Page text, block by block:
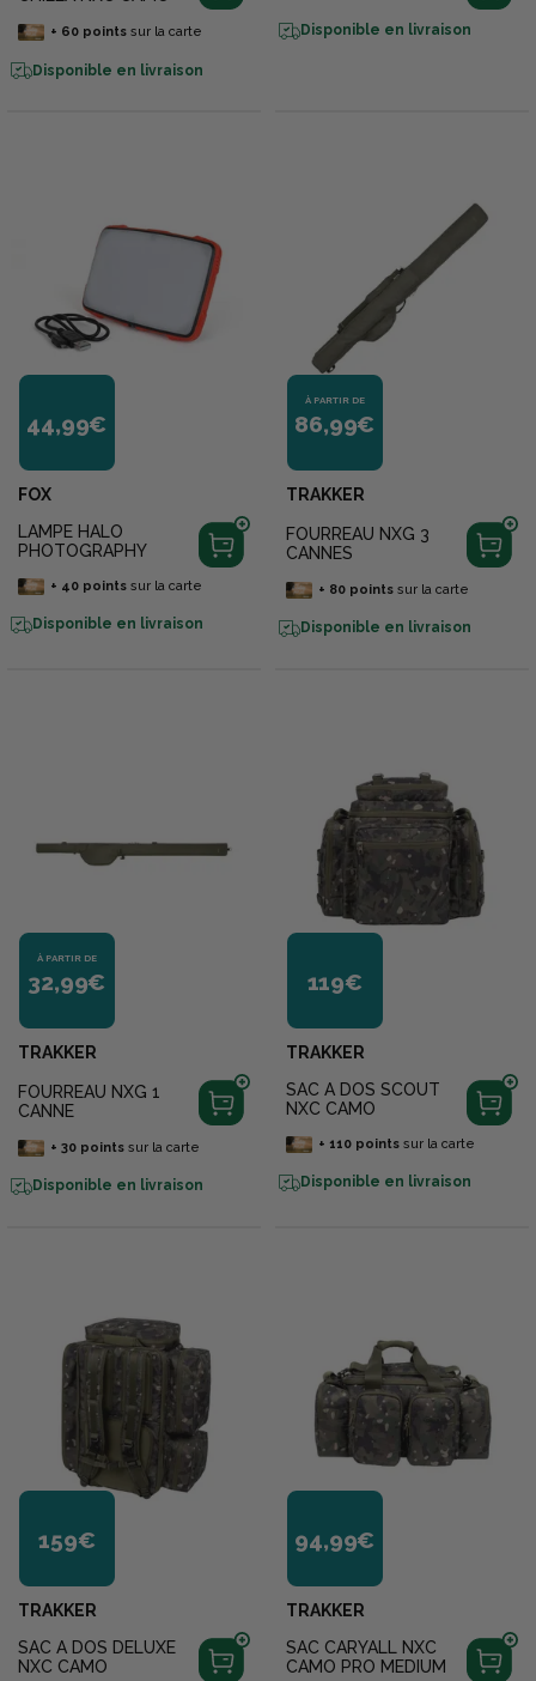
+ 60pointssur la carte
Disponible en livraison
Disponible en livraison
44,99€
FOX
LAMPE HALO
PHOTOGRAPHY
+ 40pointssur la carte
Disponible en livraison
À PARTIR DE
86,99€
TRAKKER
FOURREAU NXG 3
CANNES
+ 80pointssur la carte
Disponible en livraison
À PARTIR DE
32,99€
TRAKKER
FOURREAU NXG 1
CANNE
+ 30pointssur la carte
Disponible en livraison
119€
TRAKKER
SAC A DOS SCOUT
NXC CAMO
+ 110pointssur la carte
Disponible en livraison
159€
TRAKKER
SAC A DOS DELUXE
NXC CAMO
94,99€
TRAKKER
SAC CARYALL NXC
CAMO PRO MEDIUM